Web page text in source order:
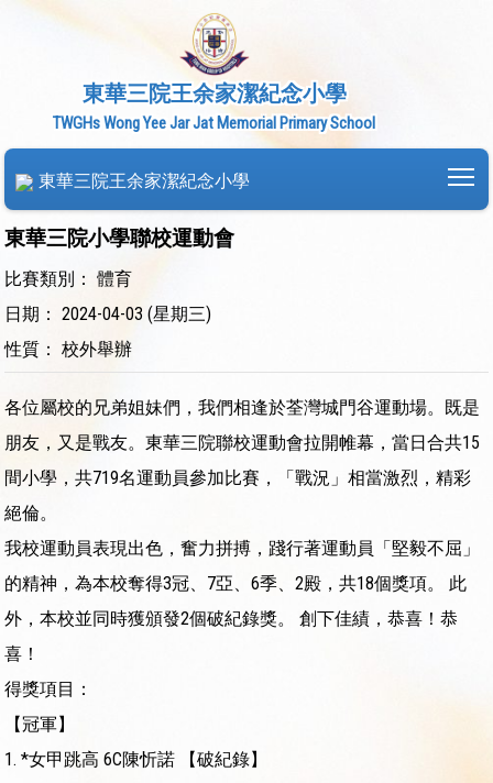
東華三院王余家潔紀念小學
TWGHs Wong Yee Jar Jat Memorial Primary School
東華三院王余家潔紀念小學
東華三院小學聯校運動會
比賽類別： 體育
日期： 2024-04-03 (星期三)
性質： 校外舉辦
各位屬校的兄弟姐妹們，我們相逢於荃灣城門谷運動場。既是
朋友，又是戰友。東華三院聯校運動會拉開帷幕，當日合共15
間小學，共719名運動員參加比賽，「戰況」相當激烈，精彩
絕倫。
我校運動員表現出色，奮力拼搏，踐行著運動員「堅毅不屈」
的精神，為本校奪得3冠、7亞、6季、2殿，共18個獎項。 此
外，本校並同時獲頒發2個破紀錄獎。 創下佳績，恭喜！恭
喜！
得獎項目：
【冠軍】
1. *女甲跳高 6C陳忻諾 【破紀錄】